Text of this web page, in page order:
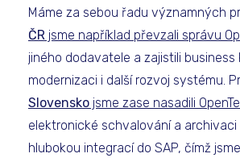
Máme za sebou řadu významných
ČR jsme například převzali správu
jiného dodavatele a zajistili business
modernizaci i další rozvoj systému.
Slovensko jsme zase nasadili
elektronické schvalování a
hlubokou integrací do SAP, čímž